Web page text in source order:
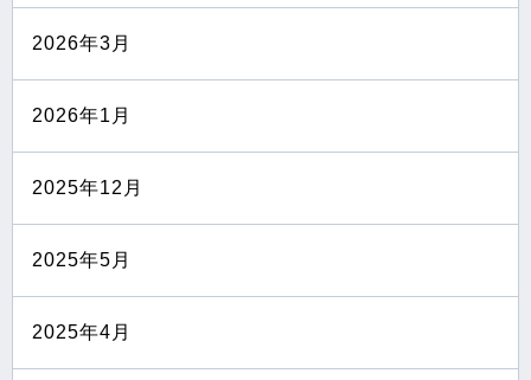
2026年3月
2026年1月
2025年12月
2025年5月
2025年4月